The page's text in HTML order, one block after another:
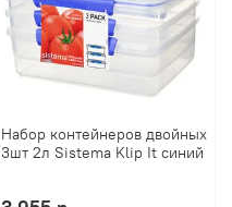
Набор контейнеров двойных
3шт 2л Sistema Klip It синий